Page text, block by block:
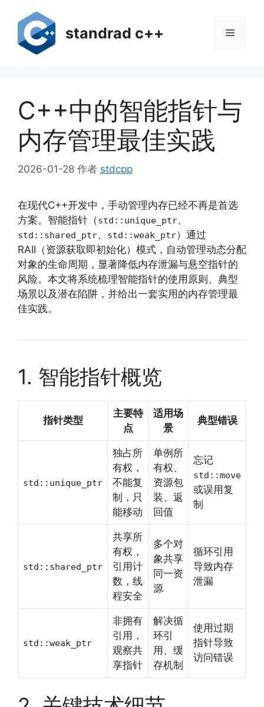
standrad c++ 菜
C++中的智能指针与
内存管理最佳实践
2026-01-28 作者 stdcpp
在现代C++开发中，手动管理内存已经不再是首选
方案。智能指针（std::unique_ptr、
std::shared_ptr、 std::weak_ptr）通过
RAII（资源获取即初始化）模式，自动管理动态分配
对象的生命周期，显著降低内存泄漏与悬空指针的
风险。本文将系统梳理智能指针的使用原则、典型
场景以及潜在陷阱，并给出一套实用的内存管理最
佳实践。
1. 智能指针概览
指针类型
主要特
点
适用场
景
典型错误
std::unique_ptr
独占所
有权，
不能复
制，只
能移动
单例所
有权、
资源包
装、返
回值
忘记
std::move
或误用复
制
std::shared_ptr
共享所
有权，
引用计
数，线
程安全
多个对
象共享
同一资
源
循环引用
导致内存
泄漏
std::weak_ptr
非拥有
引用，
观察共
享指针
解决循
环引
用、缓
存机制
使用过期
指针导致
访问错误